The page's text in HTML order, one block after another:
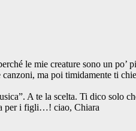
le mie creature sono un
ma poi timidamente ti
A te la scelta. Ti dico solo
per i figli…! ciao, Chiara